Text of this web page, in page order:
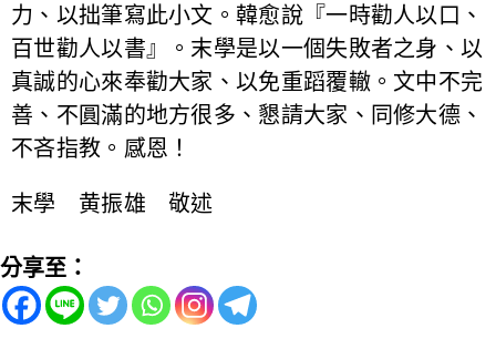
力、以拙筆寫此小文。韓愈說『一時勸人以口、
百世勸人以書』。末學是以一個失敗者之身、以
真誠的心來奉勸大家、以免重蹈覆轍。文中不完
善、不圓滿的地方很多、懇請大家、同修大德、
不吝指教。感恩！
末學 黄振雄 敬述
分享至：